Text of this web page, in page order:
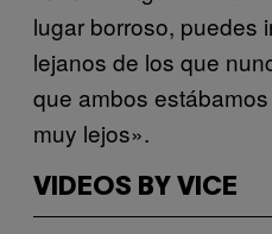
lugar borroso, puedes
lejanos de los que
que ambos
muy lejos».
VIDEOS BY VICE